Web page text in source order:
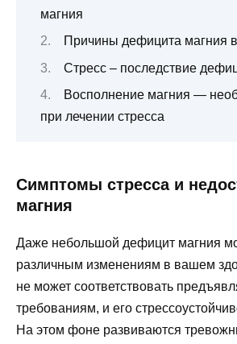
магния
Причины дефицита магния
Стресс – последствие
Восполнение магния —
при лечении стресса
Симптомы стресса и
магния
Даже небольшой дефицит магния
различным изменениям в вашем
не может соответствовать
требованиям, и его
На этом фоне развиваются